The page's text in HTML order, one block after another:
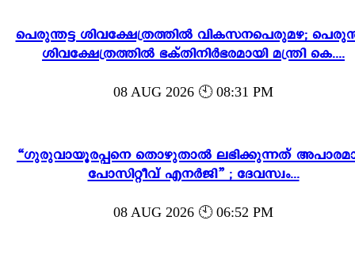
പെരുന്തട്ട ശിവക്ഷേത്രത്തിൽ വികസനപെരുമഴ;
ശിവക്ഷേത്രത്തിൽ ഭക്തിനിർഭരമായി മന്ത്രി കെ....
08 AUG 2026 🕙 08:31 PM
“ഗുരുവായൂരപ്പനെ തൊഴുതാൽ ലഭിക്കുന്നത്
പോസിറ്റീവ് എനർജി” ; ദേവസ്വം...
08 AUG 2026 🕙 06:52 PM